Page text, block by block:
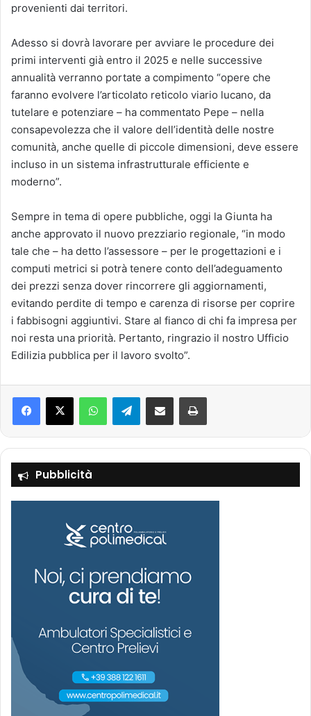
provenienti dai territori.
Adesso si dovrà lavorare per avviare le procedure dei
primi interventi già entro il 2025 e nelle successive
annualità verranno portate a compimento “opere che
faranno evolvere l’articolato reticolo viario lucano, da
tutelare e potenziare – ha commentato Pepe – nella
consapevolezza che il valore dell’identità delle nostre
comunità, anche quelle di piccole dimensioni, deve essere
incluso in un sistema infrastrutturale efficiente e
moderno”.
Sempre in tema di opere pubbliche, oggi la Giunta ha
anche approvato il nuovo prezziario regionale, “in modo
tale che – ha detto l’assessore – per le progettazioni e i
computi metrici si potrà tenere conto dell’adeguamento
dei prezzi senza dover rincorrere gli aggiornamenti,
evitando perdite di tempo e carenza di risorse per coprire
i fabbisogni aggiuntivi. Stare al fianco di chi fa impresa per
noi resta una priorità. Pertanto, ringrazio il nostro Ufficio
Edilizia pubblica per il lavoro svolto”.
Telegram
Pubblicità